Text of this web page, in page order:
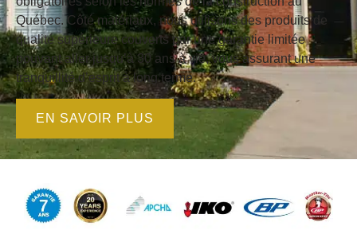
Québec. Côté matériaux, nous utilisons des produits de
qualité supérieure couverts par unegarantie limitée
pouvant aller jusqu’à 30 ans à vie, vous assurant une
tranquillité d’esprit à long terme.
EN SAVOIR PLUS